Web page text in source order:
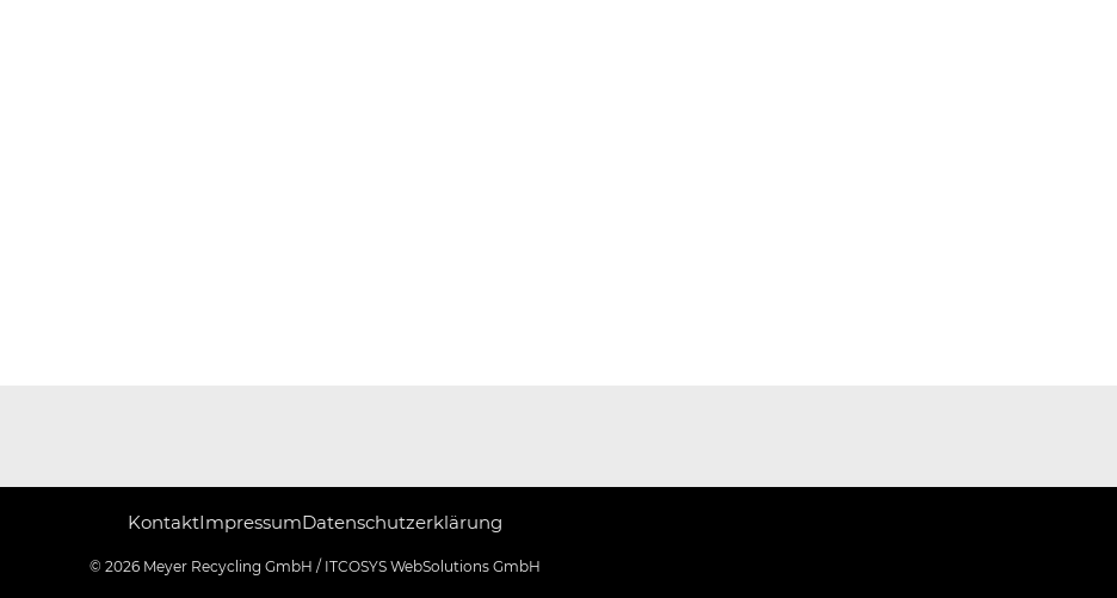
KontaktImpressumDatenschutzerklärung
© 2026 Meyer Recycling GmbH / ITCOSYS WebSolutions GmbH